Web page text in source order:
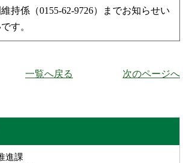
持係（0155-62-9726）までお知らせい
す。
一覧へ戻る 次のページへ
進課